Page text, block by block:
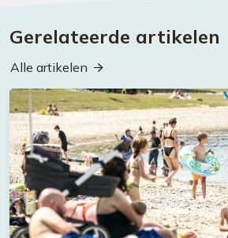
Gerelateerde artikelen
Alle artikelen